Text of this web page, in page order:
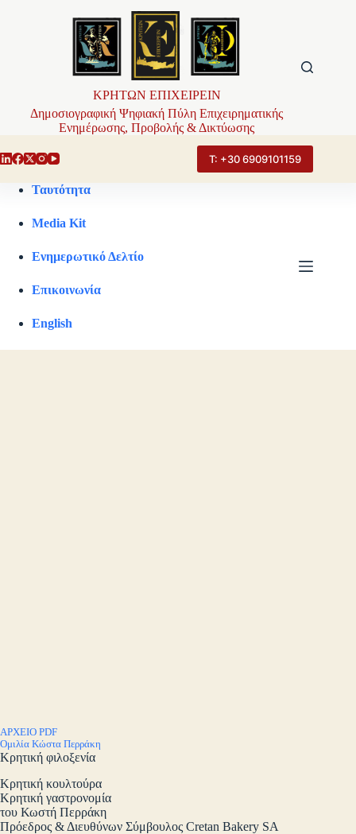
ΚΡΗΤΩΝ ΕΠΙΧΕΙΡΕΙΝ
Δημοσιογραφική Ψηφιακή Πύλη Επιχειρηματικής
Ενημέρωσης, Προβολής & Δικτύωσης
Τ: +30 6909101159
Ταυτότητα
Media Kit
Ενημερωτικό Δελτίο
Επικοινωνία
English
ΑΡΧΕΙΟ PDF
Ομιλία Κώστα Περράκη
Κρητική φιλοξενία
Κρητική κουλτούρα
Κρητική γαστρονομία
του Κωστή Περράκη
Πρόεδρος & Διευθύνων Σύμβουλος Cretan Bakery SA